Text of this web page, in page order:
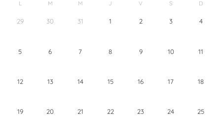
L M M J V S D
29 30 31 1 2 3 4
5 6 7 8 9 10 11
12 13 14 15 16 17 18
19 20 21 22 23 24 25